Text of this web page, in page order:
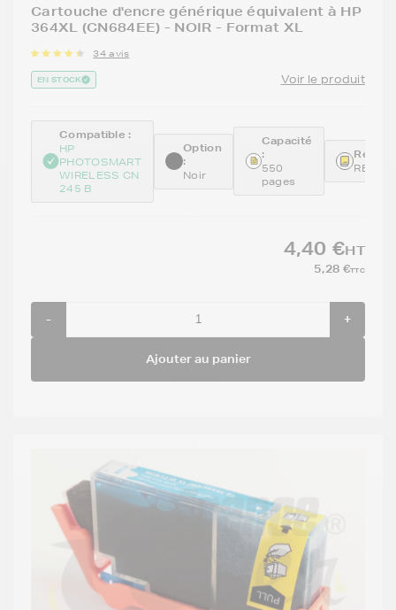
Cartouche d'encre générique équivalent à HP
364XL (CN684EE) - NOIR - Format XL
34 avis
EN STOCK Voir le produit
Compatible :
HP
PHOTOSMART
WIRELESS CN
245 B
Option
:
Noir
Capacité
:
550
pages
4,40 €HT
5,28 €TTC
- +
Ajouter au panier